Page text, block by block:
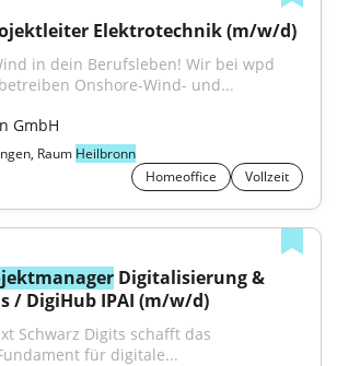
Elektrotechnik (m/w/d)
in dein Berufsleben! Wir bei wpd
Onshore-Wind- und...
GmbH
Raum Heilbronn
Homeoffice
Vollzeit
Digitalisierung &
/ DigiHub IPAI (m/w/d)
Schwarz Digits schafft das
für digitale...